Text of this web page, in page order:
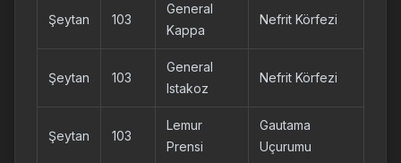
Şeytan 103
General
Kappa
Nefrit Körfezi
Şeytan 103
General
Istakoz
Nefrit Körfezi
Şeytan 103
Lemur
Prensi
Gautama
Uçurumu